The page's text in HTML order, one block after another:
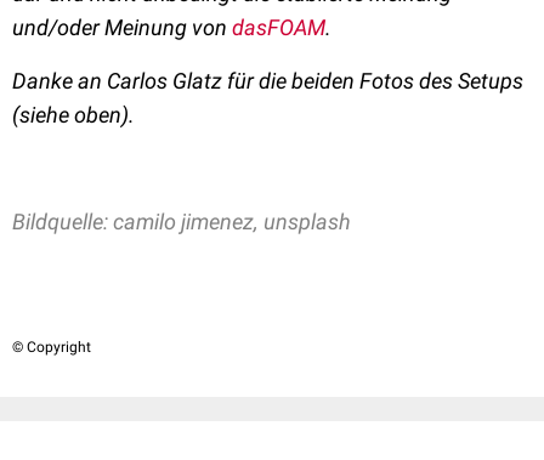
und/oder Meinung von dasFOAM.
Danke an Carlos Glatz für die beiden Fotos des Setups
(siehe oben).
Bildquelle:camilo jimenez, unsplash
© Copyright